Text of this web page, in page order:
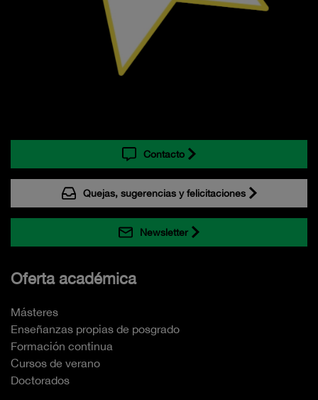
Contacto
Quejas, sugerencias y felicitaciones
Newsletter
Oferta académica
Másteres
Enseñanzas propias de posgrado
Formación continua
Cursos de verano
Doctorados